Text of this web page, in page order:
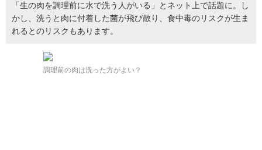
「生の肉を調理前に水で洗う人がいる」とネット上で話題に。し
かし、洗うと肉に付着した菌が飛び散り、食中毒のリスクが生ま
れるとのリスクもあります。
調理前の肉は洗った方がよい？